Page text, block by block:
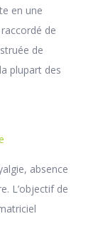
en une
de
de
plupart des
absence
L’objectif de